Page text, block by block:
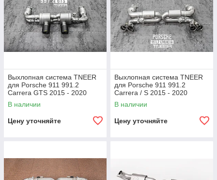
Выхлопная система TNEER
для Porsche 911 991.2
Carrera GTS 2015 - 2020
Выхлоп Порш
В наличии
Цену уточняйте
Выхлопная система TNEER
для Porsche 911 991.2
Carrera / S 2015 - 2020
Выхлоп Порш
В наличии
Цену уточняйте